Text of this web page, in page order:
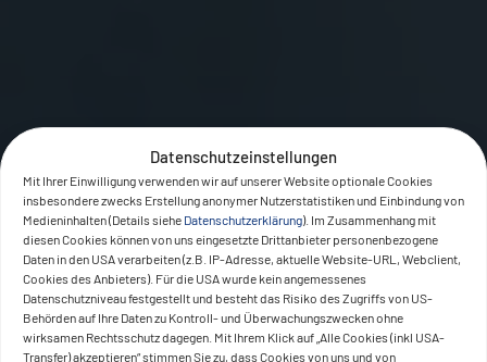
Datenschutzeinstellungen
Mit Ihrer Einwilligung verwenden wir auf unserer Website optionale Cookies
insbesondere zwecks Erstellung anonymer Nutzerstatistiken und Einbindung von
Medieninhalten (Details siehe Datenschutzerklärung). Im Zusammenhang mit
diesen Cookies können von uns eingesetzte Drittanbieter personenbezogene
Daten in den USA verarbeiten (z.B. IP-Adresse, aktuelle Website-URL, Webclient,
Cookies des Anbieters). Für die USA wurde kein angemessenes
Datenschutzniveau festgestellt und besteht das Risiko des Zugriffs von US-
Behörden auf Ihre Daten zu Kontroll- und Überwachungszwecken ohne
wirksamen Rechtsschutz dagegen. Mit Ihrem Klick auf „Alle Cookies (inkl USA-
Transfer) akzeptieren“ stimmen Sie zu, dass Cookies von uns und von